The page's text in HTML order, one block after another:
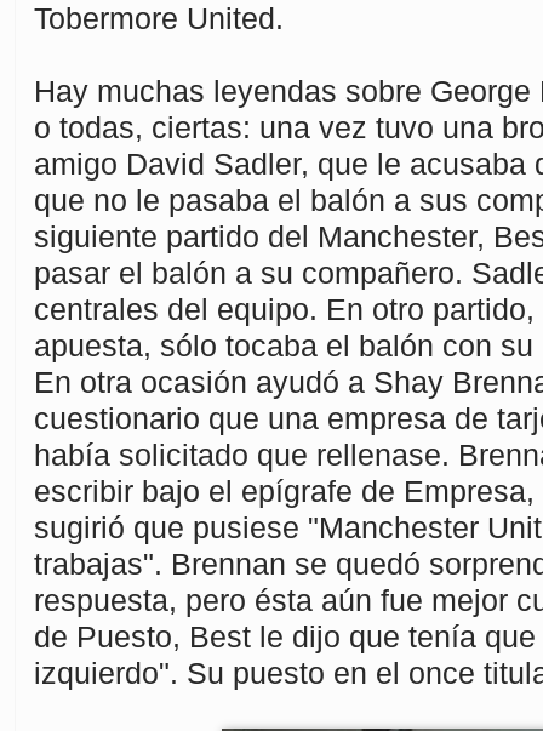
Tobermore United.
Hay muchas leyendas sobre
o todas, ciertas: una vez tuvo una
amigo David Sadler, que le acusaba
que no le pasaba el balón a sus
siguiente partido del Manchester,
pasar el balón a su compañero.
centrales del equipo. En otro
apuesta, sólo tocaba el balón con
En otra ocasión ayudó a Shay
cuestionario que una empresa de
había solicitado que rellenase.
escribir bajo el epígrafe de
sugirió que pusiese "Manchester
trabajas". Brennan se quedó
respuesta, pero ésta aún fue mejor
de Puesto, Best le dijo que tenía
izquierdo". Su puesto en el once